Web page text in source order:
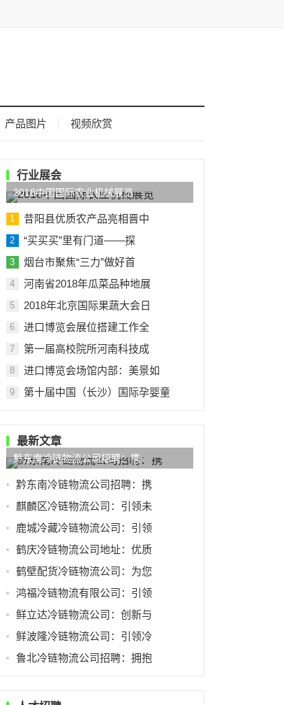
产品图片 视频欣赏
行业展会
2018中国国际农业机械展览
1 昔阳县优质农产品亮相晋中
2 “买买买”里有门道——探
3 烟台市聚焦“三力”做好首
4 河南省2018年瓜菜品种地展
5 2018年北京国际果蔬大会日
6 进口博览会展位搭建工作全
7 第一届高校院所河南科技成
8 进口博览会场馆内部：美景如
9 第十届中国（长沙）国际孕婴童
最新文章
黔东南冷链物流公司招聘：携
黔东南冷链物流公司招聘：携
麒麟区冷链物流公司：引领未
鹿城冷藏冷链物流公司：引领
鹤庆冷链物流公司地址：优质
鹤壁配货冷链物流公司：为您
鸿福冷链物流有限公司：引领
鲜立达冷链物流公司：创新与
鲜波隆冷链物流公司：引领冷
鲁北冷链物流公司招聘：拥抱